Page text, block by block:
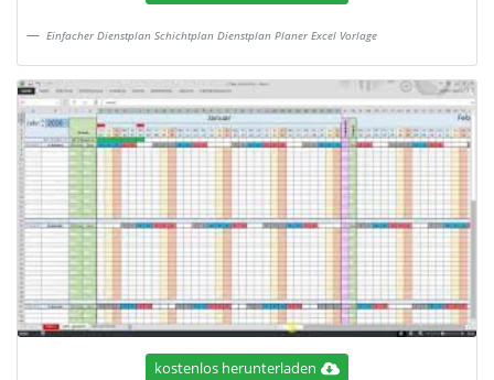
Einfacher Dienstplan Schichtplan Dienstplan Planer Excel Vorlage
kostenlos herunterladen